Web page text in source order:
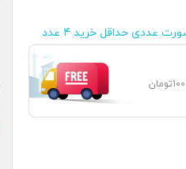
عددی حداقل خرید 4 عدد
برای سفارشات بالای 10000000تومان